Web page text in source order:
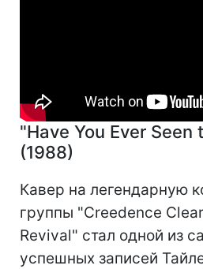
"Have You Ever Seen
(1988)
Кавер на легендарную
группы "Creedence
Revival" стал одной из
успешных записей